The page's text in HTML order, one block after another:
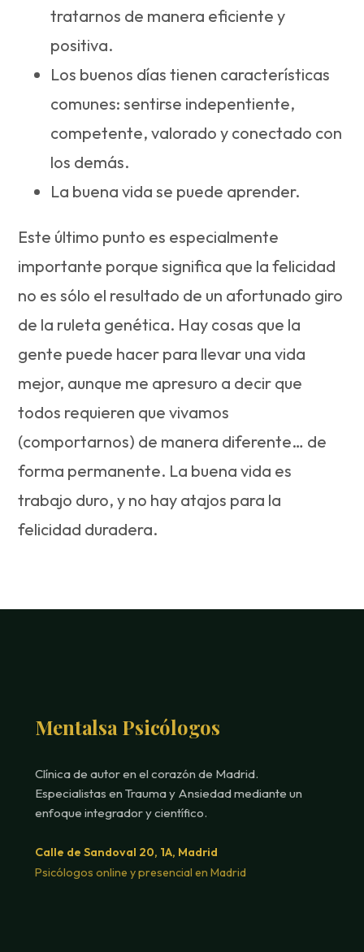
tratarnos de manera eficiente y
positiva.
Los buenos días tienen características
comunes: sentirse indepentiente,
competente, valorado y conectado con
los demás.
La buena vida se puede aprender.
Este último punto es especialmente
importante porque significa que la felicidad
no es sólo el resultado de un afortunado giro
de la ruleta genética. Hay cosas que la
gente puede hacer para llevar una vida
mejor, aunque me apresuro a decir que
todos requieren que vivamos
(comportarnos) de manera diferente… de
forma permanente. La buena vida es
trabajo duro, y no hay atajos para la
felicidad duradera.
Mentalsa Psicólogos
Clínica de autor en el corazón de Madrid.
Especialistas en Trauma y Ansiedad mediante un
enfoque integrador y científico.
Calle de Sandoval 20, 1A, Madrid
Psicólogos online y presencial en Madrid